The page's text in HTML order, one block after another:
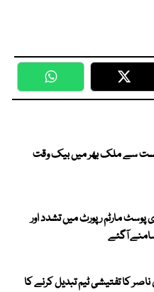
WhatsApp
اسلامی کا 16 اگست سے ملک بھر میں بیک وقت
مارٹم رپورٹ میں تشدد اور
آگئے
کا تفتیشی ٹیم تبدیل کرنے کا